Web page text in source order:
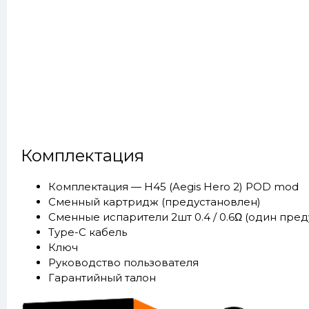
Комплектация
Комплектация — H45 (Aegis Hero 2) POD mod
Сменный картридж (предустановлен)
Сменные испарители 2шт 0.4 / 0.6Ω (один
Type-C кабель
Ключ
Руководство пользователя
Гарантийный талон